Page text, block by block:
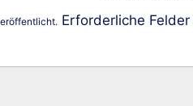
Erforderliche